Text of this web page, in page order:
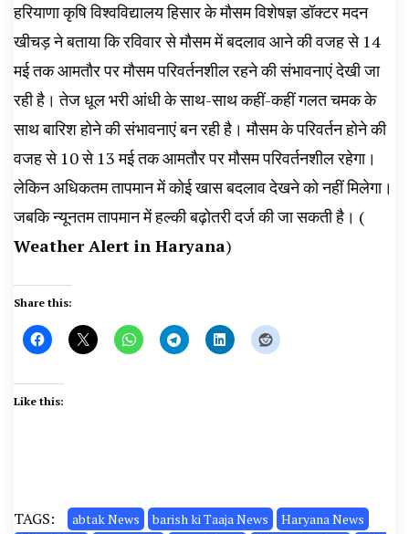
हरियाणा कृषि विश्वविद्यालय हिसार के मौसम विशेषज्ञ डॉक्टर मदन
खीचड़ ने बताया कि रविवार से मौसम में बदलाव आने की वजह से 14
मई तक आमतौर पर मौसम परिवर्तनशील रहने की संभावनाएं देखी जा
रही है। तेज धूल भरी आंधी के साथ-साथ कहीं-कहीं गलत चमक के
साथ बारिश होने की संभावनाएं बन रही है। मौसम के परिवर्तन होने की
वजह से 10 से 13 मई तक आमतौर पर मौसम परिवर्तनशील रहेगा।
लेकिन अधिकतम तापमान में कोई खास बदलाव देखने को नहीं मिलेगा।
जबकि न्यूनतम तापमान में हल्की बढ़ोतरी दर्ज की जा सकती है। (
Weather Alert in Haryana)
Share this:
Like this:
TAGS: abtak News barish ki Taaja News
Haryana News